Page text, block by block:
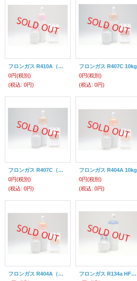
フロンガス R410A（NRC） 10kg
0円(税別)
(税込: 0円)
フロンガス R407C 10kg
0円(税別)
(税込: 0円)
フロンガス R407C（NRC） 10kg
0円(税別)
(税込: 0円)
フロンガス R404A 10kg
0円(税別)
(税込: 0円)
フロンガス R404A（NRC） 10kg
フロンガス R134a HFC134a 20kg